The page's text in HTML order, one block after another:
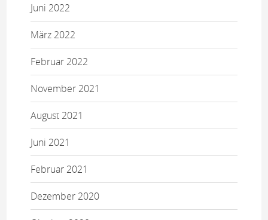
Juni 2022
März 2022
Februar 2022
November 2021
August 2021
Juni 2021
Februar 2021
Dezember 2020